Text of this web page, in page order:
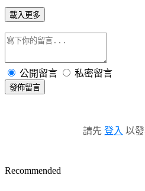
載入更多
公開留言 私密留言
發佈留言
請先 登入 以
Recommended